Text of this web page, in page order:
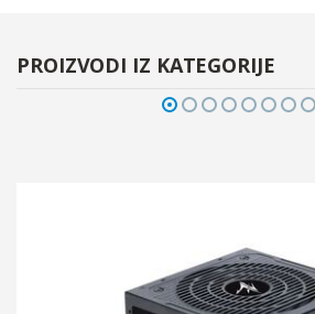
PROIZVODI IZ KATEGORIJE